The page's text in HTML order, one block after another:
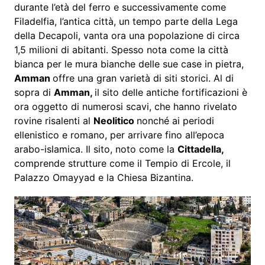
durante l’età del ferro e successivamente come
Filadelfia, l’antica città, un tempo parte della Lega
della Decapoli, vanta ora una popolazione di circa
1,5 milioni di abitanti. Spesso nota come la città
bianca per le mura bianche delle sue case in pietra,
Amman offre una gran varietà di siti storici. Al di
sopra di Amman, il sito delle antiche fortificazioni è
ora oggetto di numerosi scavi, che hanno rivelato
rovine risalenti al Neolitico nonché ai periodi
ellenistico e romano, per arrivare fino all’epoca
arabo-islamica. Il sito, noto come la Cittadella,
comprende strutture come il Tempio di Ercole, il
Palazzo Omayyad e la Chiesa Bizantina.